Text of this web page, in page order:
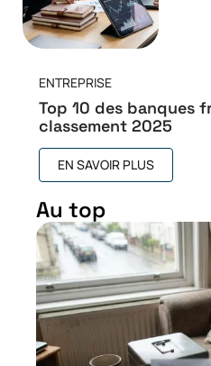
ENTREPRISE
Top 10 des banques
classement 2025
EN SAVOIR PLUS
Au top